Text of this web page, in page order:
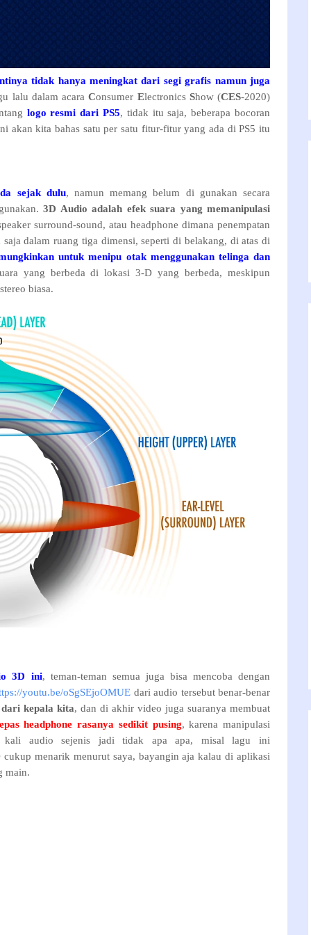
tidak hanya meningkat dari segi grafis namun juga
lalu dalam acaraConsumer Electronics Show (CES-2020)
logo resmi dari PS5, tidak itu saja, beberapa bocoran
akan kita bahas satu per satu fitur-fitur yang ada di PS5 itu
sejak dulu, namun memang belum di gunakan secara
3D Audioadalah efek suara yang memanipulasi
surround-sound, atau headphone dimana penempatan
dalam ruang tiga dimensi, seperti di belakang, di atas di
untuk menipu otak menggunakan telinga dan
yang berbeda di lokasi 3-D yang berbeda, meskipun
biasa.
3D ini, teman-teman semua juga bisa mencoba dengan
youtu.be/oSgSEjoOMUE dari audio tersebut benar-benar
kepala kita, dan di akhir video juga suaranya membuat
headphone rasanya sedikit pusing, karena manipulasi
kali audio sejenis jadi tidak apa apa, misal lagu ini
menarik menurut saya, bayangin aja kalau di aplikasi
main.